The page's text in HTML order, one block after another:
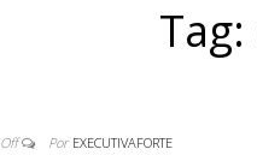
Tag:
Off Por EXECUTIVAFORTE